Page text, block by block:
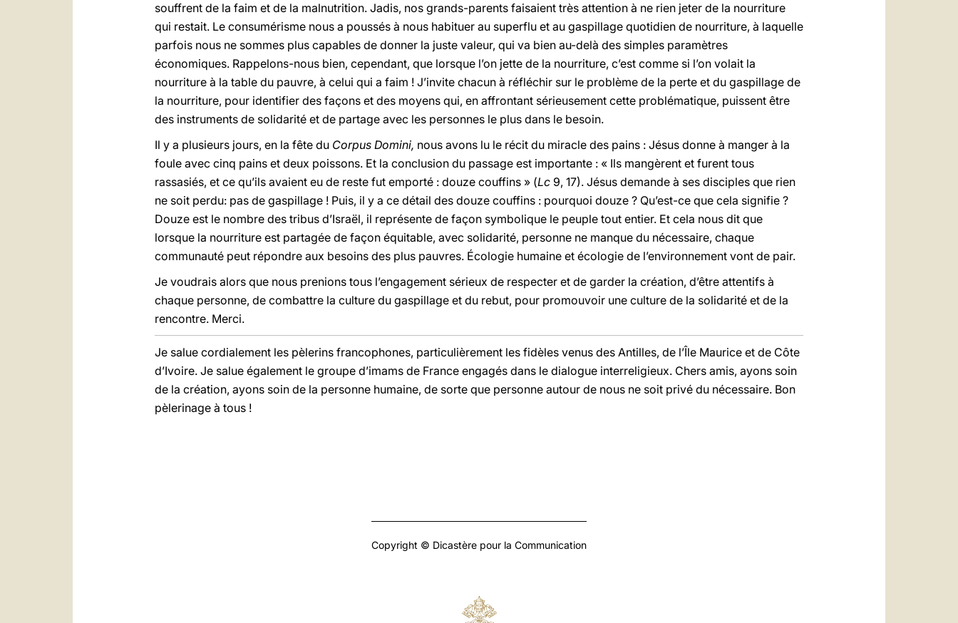
souffrent de la faim et de la malnutrition. Jadis, nos grands-parents faisaient très attention à ne rien jeter de la nourriture
qui restait. Le consumérisme nous a poussés à nous habituer au superflu et au gaspillage quotidien de nourriture, à laquelle
parfois nous ne sommes plus capables de donner la juste valeur, qui va bien au-delà des simples paramètres
économiques. Rappelons-nous bien, cependant, que lorsque l’on jette de la nourriture, c’est comme si l’on volait la
nourriture à la table du pauvre, à celui qui a faim ! J’invite chacun à réfléchir sur le problème de la perte et du gaspillage de
la nourriture, pour identifier des façons et des moyens qui, en affrontant sérieusement cette problématique, puissent être
des instruments de solidarité et de partage avec les personnes le plus dans le besoin.
Il y a plusieurs jours, en la fête du Corpus Domini, nous avons lu le récit du miracle des pains : Jésus donne à manger à la
foule avec cinq pains et deux poissons. Et la conclusion du passage est importante : « Ils mangèrent et furent tous
rassasiés, et ce qu’ils avaient eu de reste fut emporté : douze couffins » (Lc 9, 17). Jésus demande à ses disciples que rien
ne soit perdu: pas de gaspillage ! Puis, il y a ce détail des douze couffins : pourquoi douze ? Qu’est-ce que cela signifie ?
Douze est le nombre des tribus d’Israël, il représente de façon symbolique le peuple tout entier. Et cela nous dit que
lorsque la nourriture est partagée de façon équitable, avec solidarité, personne ne manque du nécessaire, chaque
communauté peut répondre aux besoins des plus pauvres. Écologie humaine et écologie de l’environnement vont de pair.
Je voudrais alors que nous prenions tous l’engagement sérieux de respecter et de garder la création, d’être attentifs à
chaque personne, de combattre la culture du gaspillage et du rebut, pour promouvoir une culture de la solidarité et de la
rencontre. Merci.
Je salue cordialement les pèlerins francophones, particulièrement les fidèles venus des Antilles, de l’Île Maurice et de Côte
d’Ivoire. Je salue également le groupe d’imams de France engagés dans le dialogue interreligieux. Chers amis, ayons soin
de la création, ayons soin de la personne humaine, de sorte que personne autour de nous ne soit privé du nécessaire. Bon
pèlerinage à tous !
Copyright © Dicastère pour la Communication